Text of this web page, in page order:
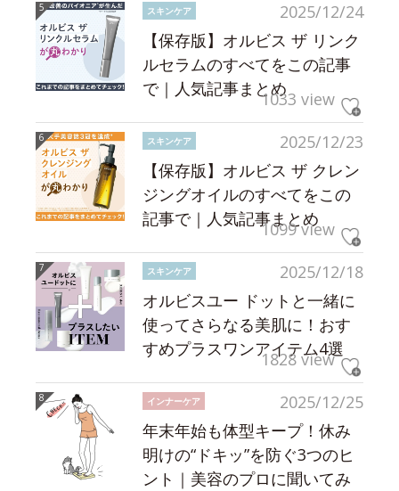
2025/12/24
スキンケア
【保存版】オルビス ザ リンク
ルセラムのすべてをこの記事
で｜人気記事まとめ1033 view
2025/12/23
スキンケア
【保存版】オルビス ザ クレン
ジングオイルのすべてをこの
記事で｜人気記事まとめ
1099 view
2025/12/18
スキンケア
オルビスユー ドットと一緒に
使ってさらなる美肌に！おす
すめプラスワンアイテム4選
1828 view
2025/12/25
インナーケア
年末年始も体型キープ！休み
明けの“ドキッ”を防ぐ3つのヒ
ント｜美容のプロに聞いてみ